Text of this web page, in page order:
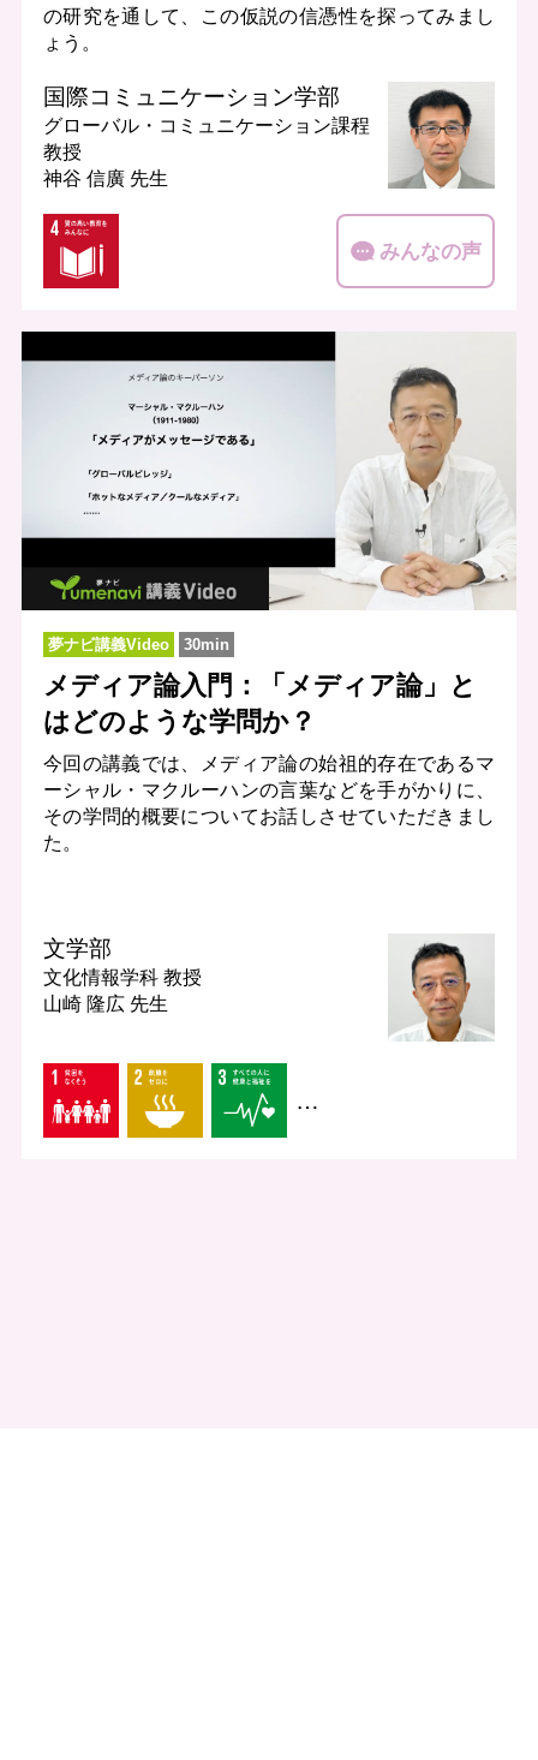
の研究を通して、この仮説の信憑性を探ってみまし
ょう。
国際コミュニケーション学部
グローバル・コミュニケーション課程
教授
神谷 信廣 先生
みんなの声
夢ナビ講義Video 30min
メディア論入門：「メディア論」と
はどのような学問か？
今回の講義では、メディア論の始祖的存在であるマ
ーシャル・マクルーハンの言葉などを手がかりに、
その学問的概要についてお話しさせていただきまし
た。
文学部
文化情報学科 教授
山崎 隆広 先生
…